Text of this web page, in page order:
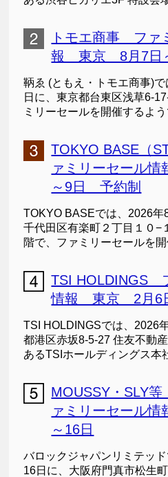
トモエ商事 ファ
報 東京 8月7日
鞆ゑ (ともえ・トモエ商事)
日に、東京都台東区浅草6-
ミリーセールを開催するよ
TOKYO BASE（
ァミリーセール
～9日 予約制
TOKYO BASEでは、2026
千代田区有楽町２丁目１０−
階で、ファミリーセールを
TSI HOLDINGS
情報 東京 2月6
TSI HOLDINGSでは、2026
都港区赤坂8-5-27 住友不動
あるTSIホールディングス本
MOUSSY・SLY
ァミリーセール
～16日
バロックジャパンリミテッ
16日に、大阪府門真市松生